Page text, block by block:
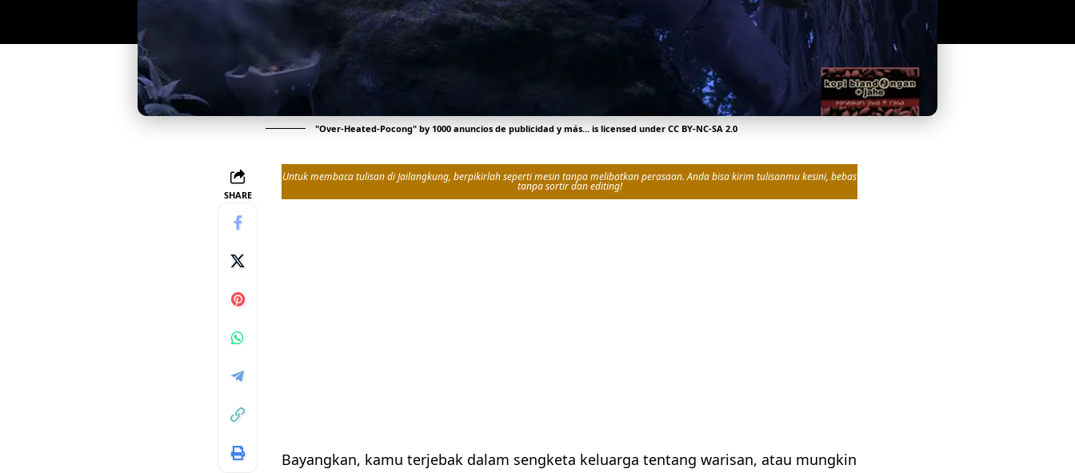
"Over-Heated-Pocong" by1000 anuncios de publicidad y más… is licensed under CC BY-NC-SA 2.0
SHARE
Untuk membaca tulisan di Jailangkung, berpikirlah seperti mesin tanpa melibatkan perasaan. Anda bisa kirim tulisanmu kesini, bebas
tanpa sortir dan editing!
Bayangkan, kamu terjebak dalam sengketa keluarga tentang warisan, atau mungkin